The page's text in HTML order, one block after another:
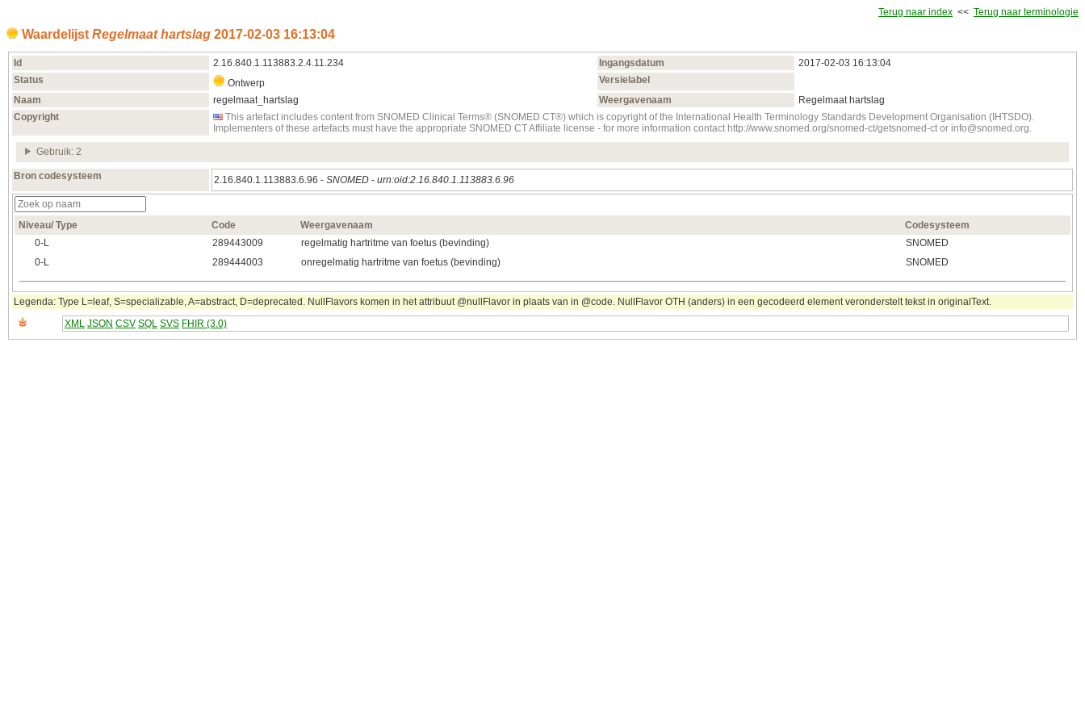
Terug naar index << Terug naar terminologie
Waardelijst Regelmaat hartslag 2017‑02‑03 16:13:04
Id 2.16.840.1.113883.2.4.11.234 Ingangsdatum
2017‑02‑03 16:13:04
Status
Ontwerp
Versielabel
Naam
regelmaat_hartslag Weergavenaam
Regelmaat hartslag
Copyright
This artefact includes content from SNOMED Clinical Terms® (SNOMED CT®) which is copyright of the International Health Terminology Standards Development Organisation (IHTSDO).
Implementers of these artefacts must have the appropriate SNOMED CT Affiliate license - for more information contact http://www.snomed.org/snomed-ct/getsnomed-ct or info@snomed.org.
Gebruik: 2
Bron codesysteem 2.16.840.1.113883.6.96 - SNOMED - urn:oid:2.16.840.1.113883.6.96
Niveau/ Type Code Weergavenaam
Codesysteem
0‑L
289443009 regelmatig hartritme van foetus (bevinding)
SNOMED
0‑L
289444003 onregelmatig hartritme van foetus (bevinding) SNOMED
Legenda: Type L=leaf, S=specializable, A=abstract, D=deprecated. NullFlavors komen in het attribuut @nullFlavor in plaats van in @code. NullFlavor OTH (anders) in een gecodeerd element veronderstelt tekst in originalText.
XML JSON CSV SQL SVS FHIR (3.0)